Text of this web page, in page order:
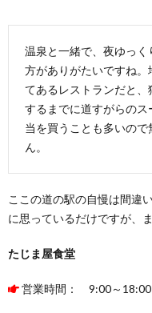
温泉と一緒で、夜ゆっ
方がありがたいですね
てあるレストランだと
するまでに道すがらの
当を買うことも多いの
ん。
ここの道の駅の自慢は間違
に思っているだけですが、
たじま屋食堂
営業時間： 9:00～18:00